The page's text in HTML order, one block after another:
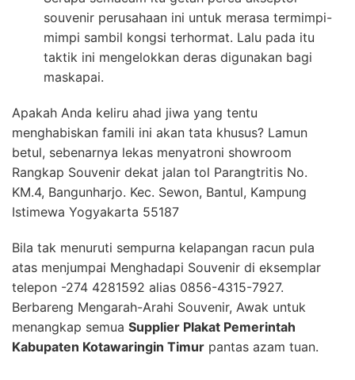
souvenir perusahaan ini untuk merasa termimpi-
mimpi sambil kongsi terhormat. Lalu pada itu
taktik ini mengelokkan deras digunakan bagi
maskapai.
Apakah Anda keliru ahad jiwa yang tentu
menghabiskan famili ini akan tata khusus? Lamun
betul, sebenarnya lekas menyatroni showroom
Rangkap Souvenir dekat jalan tol Parangtritis No.
KM.4, Bangunharjo. Kec. Sewon, Bantul, Kampung
Istimewa Yogyakarta 55187
Bila tak menuruti sempurna kelapangan racun pula
atas menjumpai Menghadapi Souvenir di eksemplar
telepon -274 4281592 alias 0856-4315-7927.
Berbareng Mengarah-Arahi Souvenir, Awak untuk
menangkap semua Supplier Plakat Pemerintah
Kabupaten Kotawaringin Timur pantas azam tuan.